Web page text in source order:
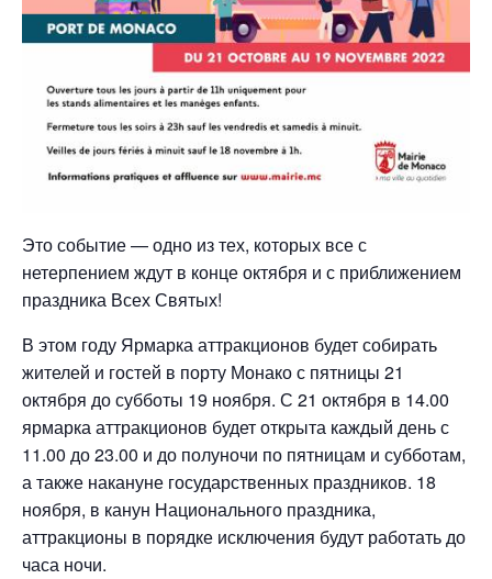
Это событие — одно из тех, которых все с
нетерпением ждут в конце октября и с приближением
праздника Всех Святых!
В этом году Ярмарка аттракционов будет собирать
жителей и гостей в порту Монако с пятницы 21
октября до субботы 19 ноября. С 21 октября в 14.00
ярмарка аттракционов будет открыта каждый день с
11.00 до 23.00 и до полуночи по пятницам и субботам,
а также накануне государственных праздников. 18
ноября, в канун Национального праздника,
аттракционы в порядке исключения будут работать до
часа ночи.